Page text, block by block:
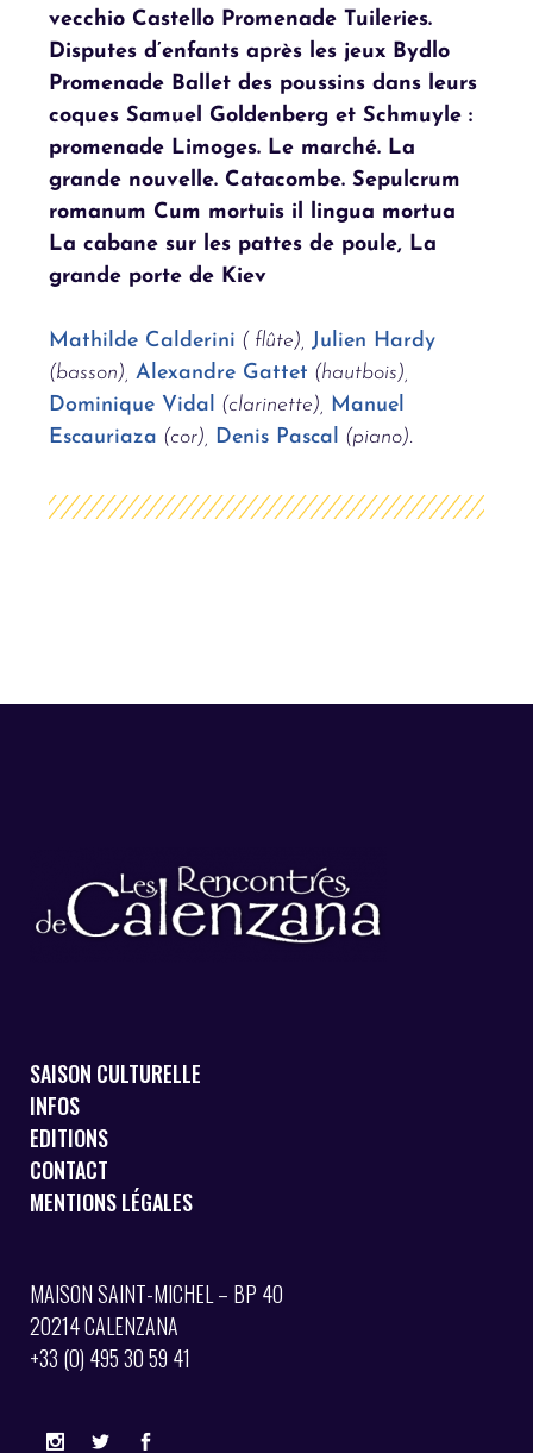
vecchio Castello Promenade Tuileries.
Disputes d’enfants après les jeux Bydlo
Promenade Ballet des poussins dans leurs
coques Samuel Goldenberg et Schmuyle :
promenade Limoges. Le marché. La
grande nouvelle. Catacombe. Sepulcrum
romanum Cum mortuis il lingua mortua
La cabane sur les pattes de poule, La
grande porte de Kiev
Mathilde Calderini ( flûte),Julien Hardy
(basson),Alexandre Gattet (hautbois),
Dominique Vidal (clarinette), Manuel
Escauriaza (cor), Denis Pascal (piano).
SAISON CULTURELLE
INFOS
EDITIONS
CONTACT
MENTIONS LÉGALES
MAISON SAINT-MICHEL – BP 40
20214 CALENZANA
+33 (0) 495 30 59 41